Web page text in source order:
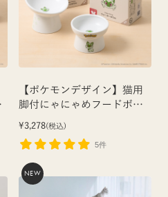
【ポケモンデザイン】猫用
脚付にゃにゃめフードボウ
¥3,278(税込)
5件
NEW